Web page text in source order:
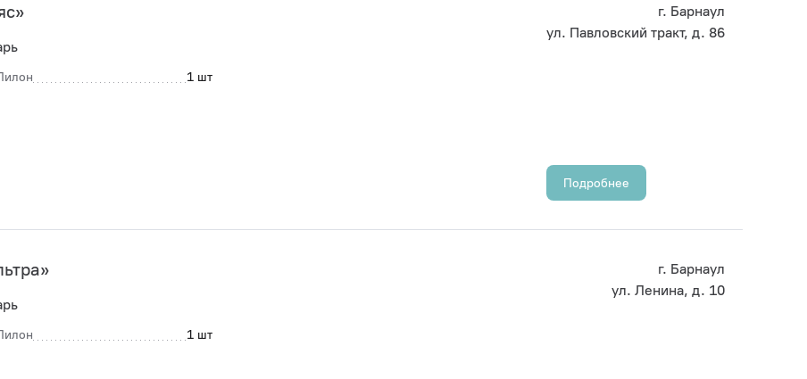
1 шт
г. Барнаул
ул. Павловский тракт, д. 86
Подробнее
1 шт
г. Барнаул
ул. Ленина, д. 10